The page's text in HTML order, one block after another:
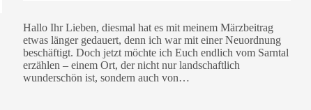
Hallo Ihr Lieben, diesmal hat es mit meinem Märzbeitrag
etwas länger gedauert, denn ich war mit einer Neuordnung
beschäftigt. Doch jetzt möchte ich Euch endlich vom Sarntal
erzählen – einem Ort, der nicht nur landschaftlich
wunderschön ist, sondern auch von…